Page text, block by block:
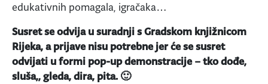
edukativnih pomagala, igračaka…
Susret se odvija u suradnji s Gradskom knjižnicom
Rijeka, a prijave nisu potrebne jer će se susret
odvijati u formi pop-up demonstracije – tko dođe,
sluša,, gleda, dira, pita. 🙂